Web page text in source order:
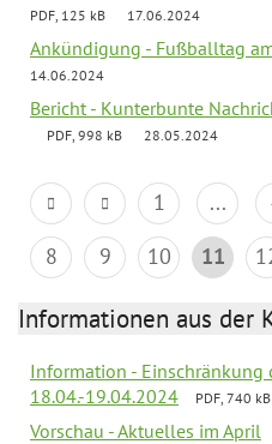
PDF, 125 kB 17.06.2024
Ankündigung - Fußballtag
14.06.2024
Bericht - Kunterbunte
PDF, 998 kB 28.05.2024
1 ...
8
9 10 11
Informationen aus der
Information - Einschränkung
18.04.-19.04.2024
PDF, 740 kB
Vorschau - Aktuelles im April